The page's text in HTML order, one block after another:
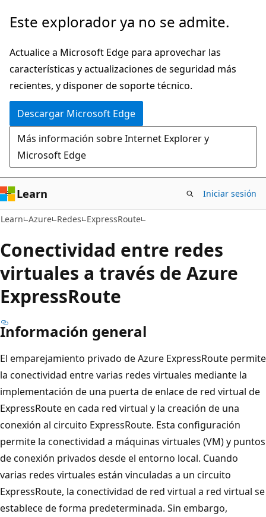
Ir
contenido
principal
Este explorador ya no se admite.
Actualice a Microsoft Edge para aprovechar las
características y actualizaciones de seguridad más
recientes, y disponer de soporte técnico.
Descargar Microsoft Edge
Más información sobre Internet Explorer y
Microsoft Edge
Learn Iniciar sesión
Learn Azure Redes ExpressRoute
Conectividad entre redes
virtuales a través de Azure
ExpressRoute
Información general
El emparejamiento privado de Azure ExpressRoute permite
la conectividad entre varias redes virtuales mediante la
implementación de una puerta de enlace de red virtual de
ExpressRoute en cada red virtual y la creación de una
conexión al circuito ExpressRoute. Esta configuración
permite la conectividad a máquinas virtuales (VM) y puntos
de conexión privados desde el entorno local. Cuando
varias redes virtuales están vinculadas a un circuito
ExpressRoute, la conectividad de red virtual a red virtual se
establece de forma predeterminada. Sin embargo,